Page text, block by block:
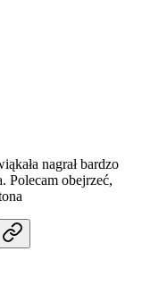
nagrał bardzo
Polecam obejrzeć,